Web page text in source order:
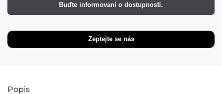
Buďte informovaní o dostupnosti.
Popis